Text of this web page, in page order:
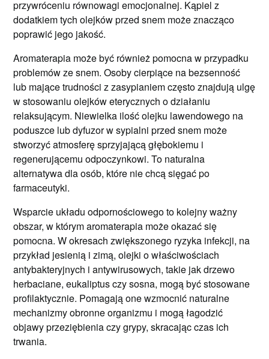
przywróceniu równowagi emocjonalnej. Kąpiel z
dodatkiem tych olejków przed snem może znacząco
poprawić jego jakość.
Aromaterapia może być również pomocna w przypadku
problemów ze snem. Osoby cierpiące na bezsenność
lub mające trudności z zasypianiem często znajdują ulgę
w stosowaniu olejków eterycznych o działaniu
relaksującym. Niewielka ilość olejku lawendowego na
poduszce lub dyfuzor w sypialni przed snem może
stworzyć atmosferę sprzyjającą głębokiemu i
regenerującemu odpoczynkowi. To naturalna
alternatywa dla osób, które nie chcą sięgać po
farmaceutyki.
Wsparcie układu odpornościowego to kolejny ważny
obszar, w którym aromaterapia może okazać się
pomocna. W okresach zwiększonego ryzyka infekcji, na
przykład jesienią i zimą, olejki o właściwościach
antybakteryjnych i antywirusowych, takie jak drzewo
herbaciane, eukaliptus czy sosna, mogą być stosowane
profilaktycznie. Pomagają one wzmocnić naturalne
mechanizmy obronne organizmu i mogą łagodzić
objawy przeziębienia czy grypy, skracając czas ich
trwania.